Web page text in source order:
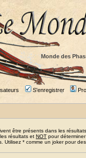
Monde des
S'enregistrer
être présents dans les
résultats et NOT pour
Utilisez * comme un joker pour des